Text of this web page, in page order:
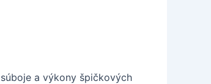
a výkony špičkových